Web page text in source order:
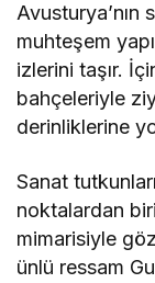
Avusturya’nın
muhteşem
izlerini taşır.
bahçeleriyle
derinliklerine
Sanat
noktalardan
mimarisiyle
ünlü ressam